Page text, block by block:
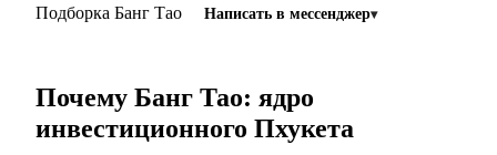
Подборка Банг Тао Написать в мессенджер
Почему Банг Тао: ядро
инвестиционного Пхукета